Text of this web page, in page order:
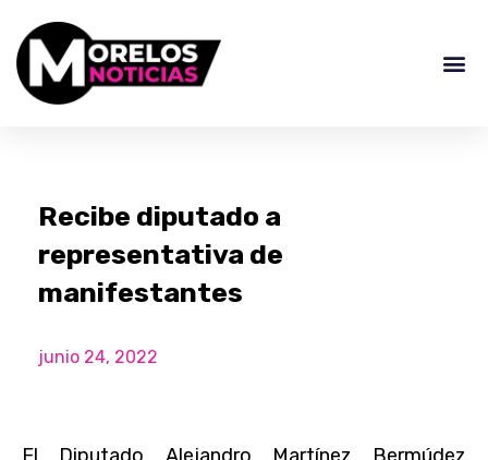
Recibe diputado a
representativa de
manifestantes
junio 24, 2022